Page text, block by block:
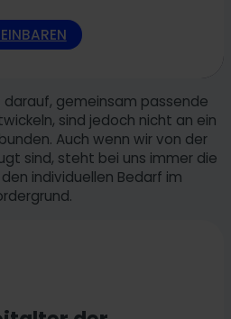
gemeinsam passende
sind jedoch nicht an ein
Auch wenn wir von der
sind, steht bei uns immer die
individuellen Bedarf im